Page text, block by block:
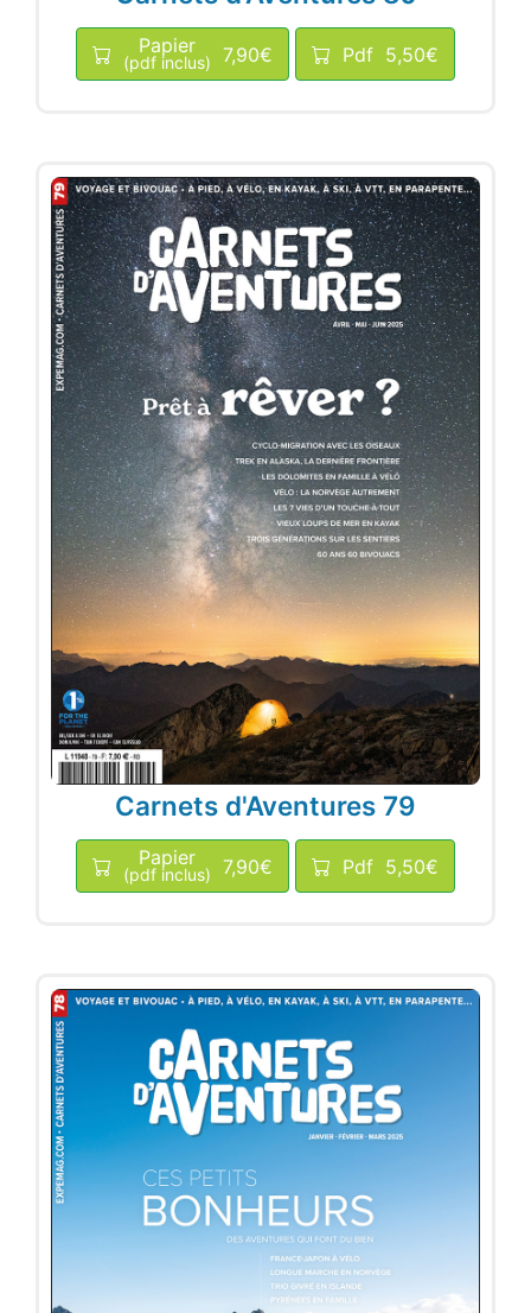
Papier
(pdf inclus) 7,90€ Pdf 5,50€
Carnets d'Aventures 79
Papier
(pdf inclus) 7,90€ Pdf 5,50€